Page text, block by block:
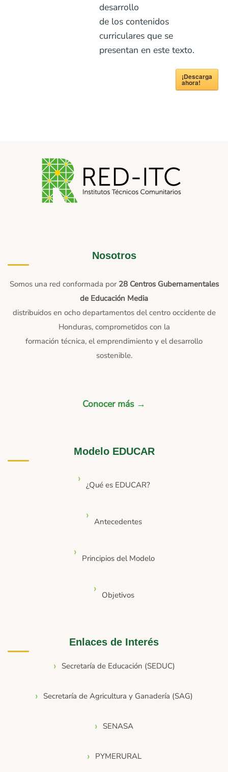
desarrollo
de los contenidos
curriculares que se
presentan en este texto.
¡Descarga
ahora!
Nosotros
Somos una red conformada por 28 Centros Gubernamentales
de Educación Media
distribuidos en ocho departamentos del centro occidente de
Honduras, comprometidos con la
formación técnica, el emprendimiento y el desarrollo
sostenible.
Conocer más →
Modelo EDUCAR
¿Qué es EDUCAR?
Antecedentes
Principios del Modelo
Objetivos
Enlaces de Interés
Secretaría de Educación (SEDUC)
Secretaría de Agricultura y Ganadería (SAG)
SENASA
PYMERURAL